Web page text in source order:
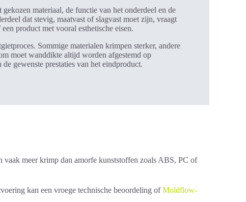
materiaal, de functie van het onderdeel en de
dat stevig, maatvast of slagvast moet zijn, vraagt
product met vooral esthetische eisen.
Sommige materialen krimpen sterker, andere
moet wanddikte altijd worden afgestemd op
de gewenste prestaties van het eindproduct.
meer krimp dan amorfe kunststoffen zoals ABS, PC of
kan een vroege technische beoordeling ofMoldflow-